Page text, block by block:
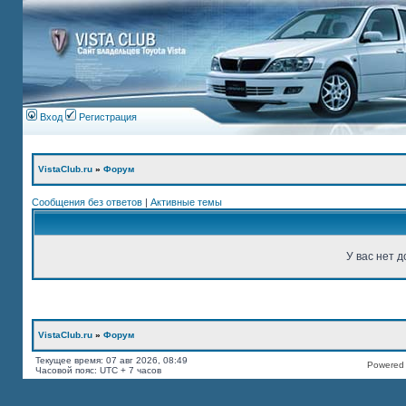
Вход Регистрация
VistaClub.ru » Форум
Сообщения без ответов | Активные темы
У вас нет
VistaClub.ru » Форум
Текущее время: 07 авг 2026, 08:49
Часовой пояс: UTC + 7 часов